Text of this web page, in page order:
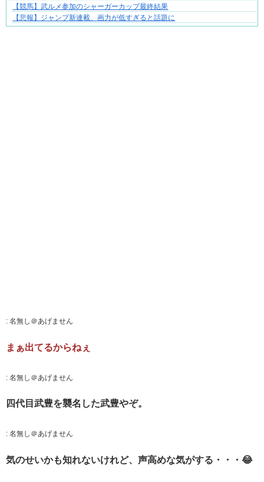
先輩と後輩、距離が変わった日から始まる恋
【競馬】武ルメ参加のシャーガーカップ最終結果
【悲報】ジャンプ新連載、画力が低すぎると話題に
: 名無し＠あげません
まぁ出てるからねぇ
: 名無し＠あげません
四代目武豊を襲名した武豊やぞ。
: 名無し＠あげません
気のせいかも知れないけれど、声高めな気がする・・・😂